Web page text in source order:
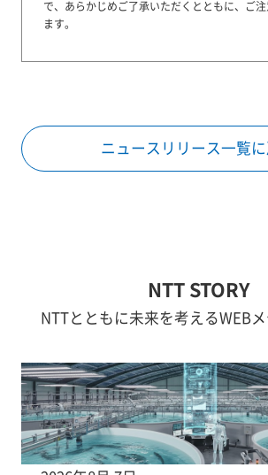
で、あらかじめご了承いただくとともに、ご
ます。
ニュースリリース一覧
NTT STORY
NTTとともに未来を考えるWEBメ